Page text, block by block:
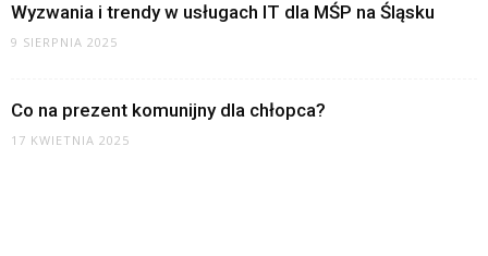
Wyzwania i trendy w usługach IT dla MŚP na Śląsku
9 SIERPNIA 2025
Co na prezent komunijny dla chłopca?
17 KWIETNIA 2025